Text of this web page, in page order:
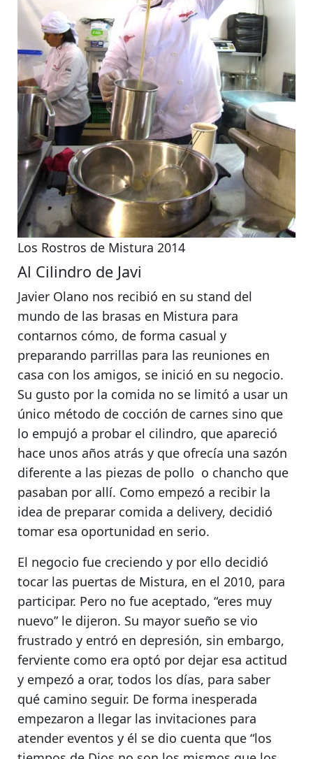
Los Rostros de Mistura 2014
Al Cilindro de Javi
Javier Olano nos recibió en su stand del
mundo de las brasas en Mistura para
contarnos cómo, de forma casual y
preparando parrillas para las reuniones en
casa con los amigos, se inició en su negocio.
Su gusto por la comida no se limitó a usar un
único método de cocción de carnes sino que
lo empujó a probar el cilindro, que apareció
hace unos años atrás y que ofrecía una sazón
diferente a las piezas de pollo o chancho que
pasaban por allí. Como empezó a recibir la
idea de preparar comida a delivery, decidió
tomar esa oportunidad en serio.
El negocio fue creciendo y por ello decidió
tocar las puertas de Mistura, en el 2010, para
participar. Pero no fue aceptado, “eres muy
nuevo” le dijeron. Su mayor sueño se vio
frustrado y entró en depresión, sin embargo,
ferviente como era optó por dejar esa actitud
y empezó a orar, todos los días, para saber
qué camino seguir. De forma inesperada
empezaron a llegar las invitaciones para
atender eventos y él se dio cuenta que “los